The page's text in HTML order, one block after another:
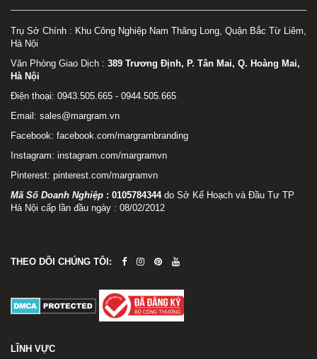
Trụ Sở Chính : Khu Công Nghiệp Nam Thăng Long, Quận Bắc Từ Liêm,
Hà Nội
Văn Phòng Giao Dịch : 389 Trương Định, P. Tân Mai, Q. Hoàng Mai,
Hà Nội
Điện thoại: 0943.505.665 - 0944.505.665
Email: sales@margram.vn
Facebook: facebook.com/margrambranding
Instagram: instagram.com/margramvn
Pinterest: pinterest.com/margramvn
Mã Số Doanh Nghiệp : 0105784344do Sở Kế Hoạch và Đầu Tư TP
Hà Nội cấp lần đầu ngày : 08/02/2012
THEO DÕI CHÚNG TÔI:
LĨNH VỰC